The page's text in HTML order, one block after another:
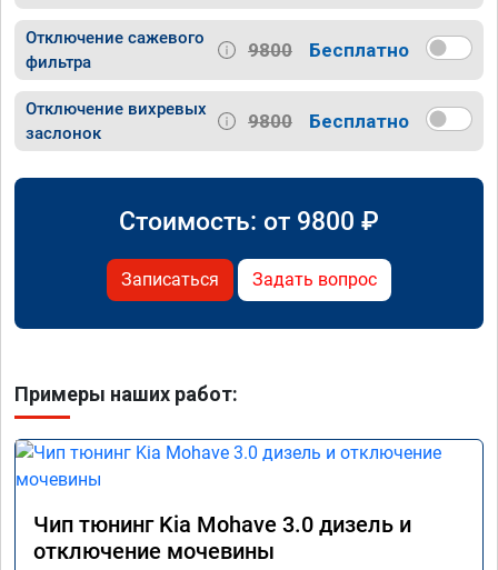
Отключение сажевого
фильтра
9800 Бесплатно
Отключение вихревых
заслонок
9800 Бесплатно
Стоимость: от 9800 ₽
Записаться Задать вопрос
Примеры наших работ:
Чип тюнинг Kia Mohave 3.0 дизель и
отключение мочевины